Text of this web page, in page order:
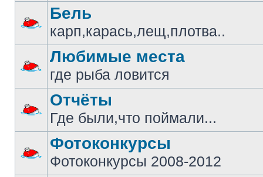
Бель
карп,карась,лещ,плотва..
Любимые места
где рыба ловится
Отчёты
Где были,что поймали...
Фотоконкурсы
Фотоконкурсы 2008-2012